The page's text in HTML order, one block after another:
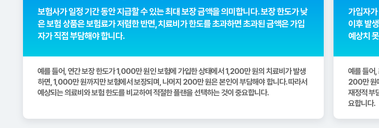
보험사가 일정 기간 동안 지급할 수 있는 최대 보장 금액을 의미합니다. 보장 한도가 낮
은 보험 상품은 보험료가 저렴한 반면, 치료비가 한도를 초과하면 초과된 금액은 가입
자가 직접 부담해야 합니다.
예를 들어, 연간 보장 한도가 1,000만 원인 보험에 가입한 상태에서 1,200만 원의 치료비가 발생
하면, 1,000만 원까지만 보험에서 보장되며, 나머지 200만 원은 본인이 부담해야 합니다. 따라서
예상되는 의료비와 보험 한도를 비교하여 적절한 플랜을 선택하는 것이 중요합니다.
가입자가
이후 발
예상치
예를 들어
200만 원
재정적 부
요합니다.